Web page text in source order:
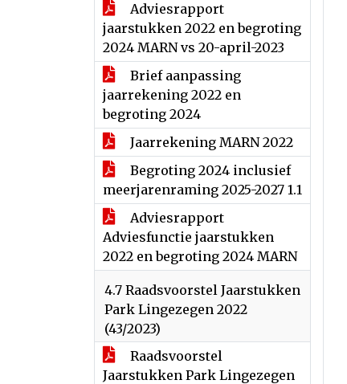
Adviesrapport
jaarstukken 2022 en begroting
2024 MARN vs 20-april-2023
Brief aanpassing
jaarrekening 2022 en
begroting 2024
Jaarrekening MARN 2022
Begroting 2024 inclusief
meerjarenraming 2025-2027 1.1
Adviesrapport
Adviesfunctie jaarstukken
2022 en begroting 2024 MARN
4.7 Raadsvoorstel Jaarstukken
Park Lingezegen 2022
(43/2023)
Raadsvoorstel
Jaarstukken Park Lingezegen